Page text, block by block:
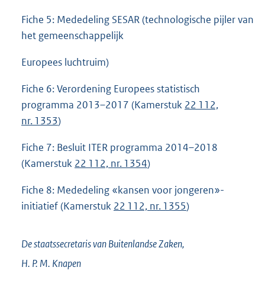
Fiche 5: Mededeling SESAR (technologische pijler van
het gemeenschappelijk
Europees luchtruim)
Fiche 6: Verordening Europees statistisch
programma 2013–2017 (Kamerstuk 22 112,
nr. 1353)
Fiche 7: Besluit ITER programma 2014–2018
(Kamerstuk 22 112, nr. 1354)
Fiche 8: Mededeling «kansen voor jongeren»-
initiatief (Kamerstuk 22 112, nr. 1355)
De staatssecretaris van Buitenlandse Zaken,
H. P. M. Knapen